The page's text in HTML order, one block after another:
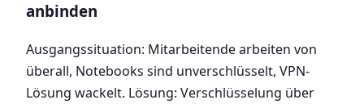
anbinden
Ausgangssituation: Mitarbeitende arbeiten von
überall, Notebooks sind unverschlüsselt, VPN-
Lösung wackelt. Lösung: Verschlüsselung über